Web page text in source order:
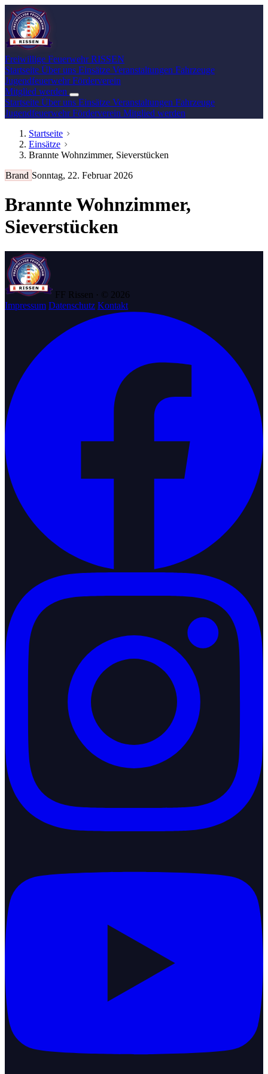
Freiwillige Feuerwehr RISSEN
Startseite Über uns Einsätze Veranstaltungen Fahrzeuge
JugendfeuerwehrFörderverein
Mitglied werden
Startseite Über uns Einsätze Veranstaltungen Fahrzeuge
JugendfeuerwehrFörderverein Mitglied werden
Startseite
Einsätze
Brannte Wohnzimmer, Sieverstücken
Brand Sonntag, 22. Februar 2026
Brannte Wohnzimmer,
Sieverstücken
FF Rissen · © 2026
Impressum Datenschutz Kontakt